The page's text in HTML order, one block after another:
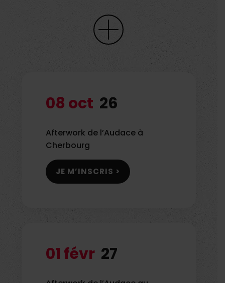
08 oct 26
Afterwork de l’Audace à
Cherbourg
JE M’INSCRIS >
01 févr 27